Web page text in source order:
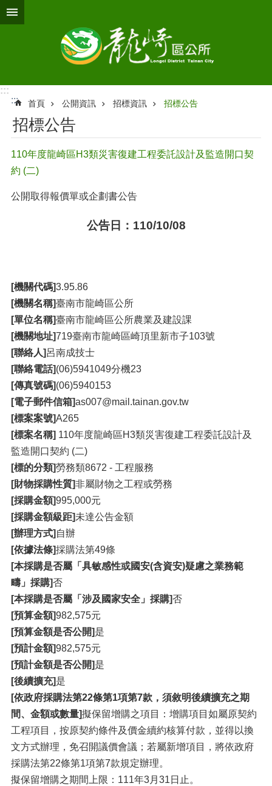
跳到主要內容區塊
:::
:::
首頁 公開資訊 招標資訊 招標公告
招標公告
110年度龍崎區H3類災害復建工程委託設計及監造開口契
約 (二)
公開取得報價單或企劃書公告
公告日：110/10/08
[機關代碼]3.95.86
[機關名稱]臺南市龍崎區公所
[單位名稱]臺南市龍崎區公所農業及建設課
[機關地址]719臺南市龍崎區崎頂里新市子103號
[聯絡人]呂南成技士
[聯絡電話](06)5941049分機23
[傳真號碼](06)5940153
[電子郵件信箱]as007@mail.tainan.gov.tw
[標案案號]A265
[標案名稱] 110年度龍崎區H3類災害復建工程委託設計及
監造開口契約 (二)
[標的分類]勞務類8672 - 工程服務
[財物採購性質]非屬財物之工程或勞務
[採購金額]995,000元
[採購金額級距]未達公告金額
[辦理方式] 自辦
[依據法條]採購法第49條
[本採購是否屬「具敏感性或國安(含資安)疑慮之業務範
疇」採購]否
[本採購是否屬「涉及國家安全」採購]否
[預算金額]982,575元
[預算金額是否公開]是
[預計金額]982,575元
[預計金額是否公開]是
[後續擴充]是
[依政府採購法第22條第1項第7款，須敘明後續擴充之期
間、金額或數量]擬保留增購之項目：增購項目如屬原契約
工程項目，按原契約條件及價金續約核算付款，並得以換
文方式辦理，免召開議價會議；若屬新增項目，將依政府
採購法第22條第1項第7款規定辦理。
擬保留增購之期間上限：111年3月31日止。